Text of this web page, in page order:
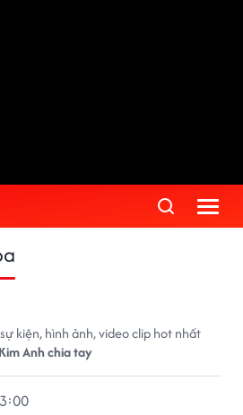
kiện, hình ảnh, video clip hot nhất
Anh chia tay